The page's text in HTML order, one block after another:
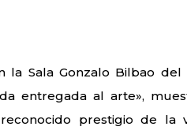
la Sala Gonzalo Bilbao
entregada al arte»,
prestigio de la